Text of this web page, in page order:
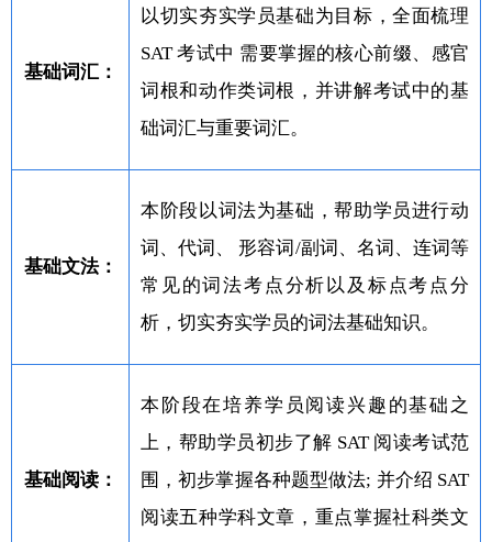
基础词汇：
以切实夯实学员基础为目标，全面梳理
SAT 考试中 需要掌握的核心前缀、感官
词根和动作类词根，并讲解考试中的基
础词汇与重要词汇。
基础文法：
本阶段以词法为基础，帮助学员进行动
词、代词、 形容词/副词、名词、连词等
常见的词法考点分析以及标点考点分
析，切实夯实学员的词法基础知识。
基础阅读：
本阶段在培养学员阅读兴趣的基础之
上，帮助学员初步了解 SAT 阅读考试范
围，初步掌握各种题型做法; 并介绍 SAT
阅读五种学科文章，重点掌握社科类文